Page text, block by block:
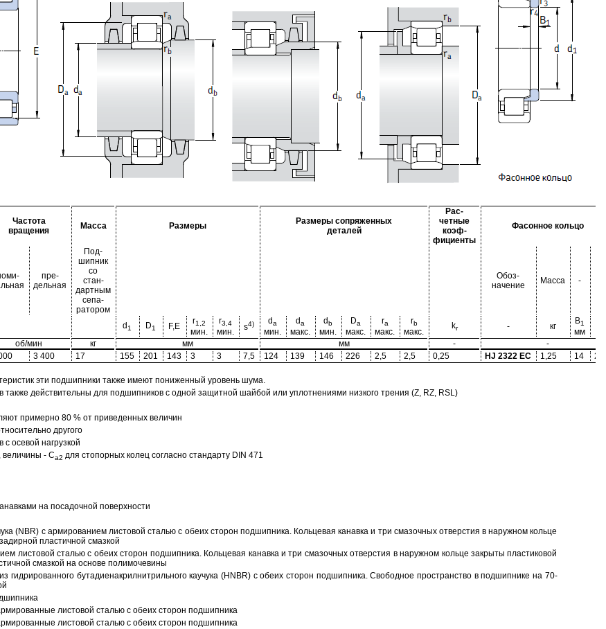
Частота
вращения
Масса Размеры
Размеры сопряженных
деталей
Рас-
четные
коэф-
фициенты
Фасонное кольцо
пре-
дельная
Под-
шипник
со
стан-
дартным
сепа-
ратором
Обоз-
начение
Масса -
d1 D1 F,E
r1,2
мин.
r3,4
мин.
s4) da
мин.
da
макс.
d b
мин.
Da
макс.
ra
макс.
rb
макс.
kr - кг
B1
мм
об/мин кг мм мм -
-
3 400 17 155 201 143 3 3 7,5 124 139 146 226 2,5 2,5 0,25 HJ 2322 EC 1,25 14
эти подшипники также имеют пониженный уровень шума.
действительны для подшипников с одной защитной шайбой или уплотнениями низкого трения (Z, RZ, RSL)
примерно 80 % от приведенных величин
другого
осевой нагрузкой
величины - Ca2 для стопорных колец согласно стандарту DIN 471
на посадочной поверхности
(NBR) с армированием листовой сталью с обеих сторон подшипника. Кольцевая канавка и три смазочных отверстия в наружном кольце
пластичной смазкой
листовой сталью с обеих сторон подшипника. Кольцевая канавка и три смазочных отверстия в наружном кольце закрыты пластиковой
смазкой на основе полимочевины
гидрированного бутадиенакрилнитрильного каучука (HNBR) с обеих сторон подшипника. Свободное пространство в подшипнике на 70-
листовой сталью с обеих сторон подшипника
листовой сталью с обеих сторон подшипника